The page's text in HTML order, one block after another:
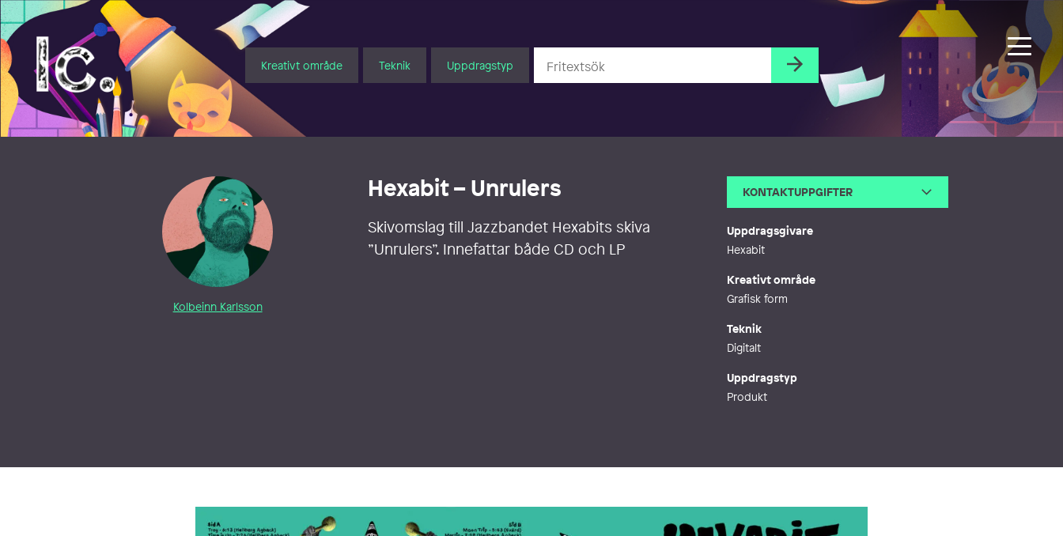
Illustratörcentrum
Kreativt område Teknik Uppdragstyp
Kolbeinn Karlsson
Hexabit – Unrulers
Skivomslag till Jazzbandet Hexabits skiva
”Unrulers”. Innefattar både CD och LP
KONTAKTUPPGIFTER
Telefon
Webb
Uppdragsgivare
Hexabit
Kreativt område
Grafisk form
Teknik
Digitalt
Uppdragstyp
Produkt